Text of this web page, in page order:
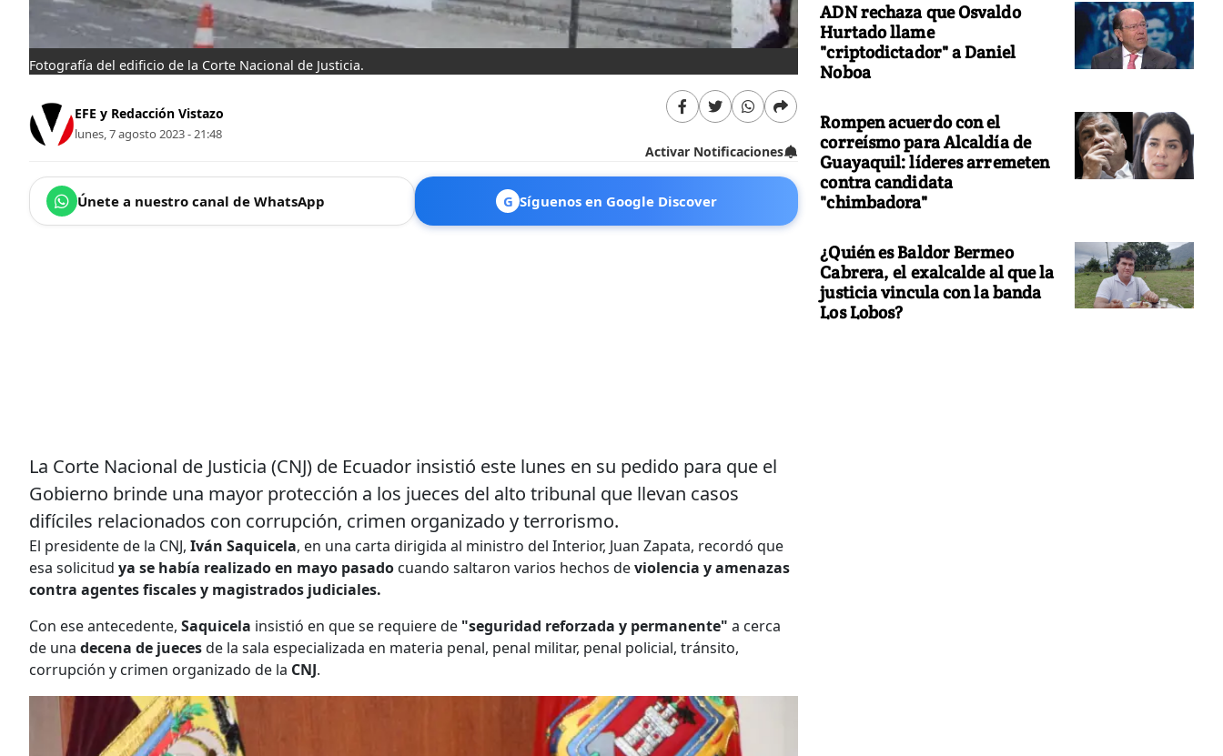
Fotografía del edificio de la Corte Nacional de Justicia.
EFE y Redacción Vistazo
lunes, 7 agosto 2023 - 21:48
Activar Notificaciones
Únete a nuestro canal de WhatsApp G Síguenos en Google Discover
La Corte Nacional de Justicia (CNJ) de Ecuador insistió este lunes en su pedido para que el
Gobierno brinde una mayor protección a los jueces del alto tribunal que llevan casos
difíciles relacionados con corrupción, crimen organizado y terrorismo.
El presidente de la CNJ, Iván Saquicela, en una carta dirigida al ministro del Interior, Juan Zapata, recordó que
esa solicitud ya se había realizado en mayo pasado cuando saltaron varios hechos deviolencia y amenazas
contra agentes fiscales y magistrados judiciales.
Con ese antecedente, Saquicela insistió en que se requiere de "seguridad reforzada y permanente" a cerca
de una decena de juecesde la sala especializada en materia penal, penal militar, penal policial, tránsito,
corrupción y crimen organizado de la CNJ.
ADN rechaza que Osvaldo
Hurtado llame
"criptodictador" a Daniel
Noboa
Rompen acuerdo con el
correísmo para Alcaldía de
Guayaquil: líderes arremeten
contra candidata
"chimbadora"
¿Quién es Baldor Bermeo
Cabrera, el exalcalde al que la
justicia vincula con la banda
Los Lobos?